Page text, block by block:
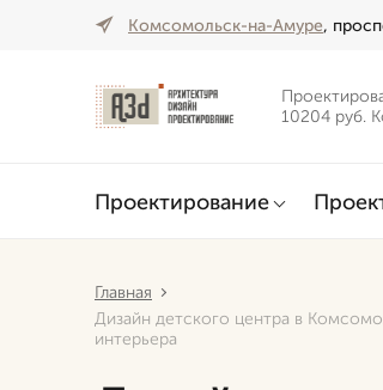
Комсомольск-на-Амуре,
10204 руб.
Проектирование
Главная
Дизайн детского центра в
интерьера